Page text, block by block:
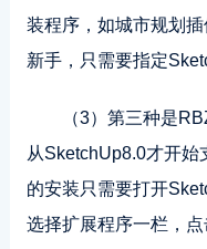
装程序，如城市规划
新手，只需要指定
（3）第三种是
从SketchUp8.0才开
的安装只需要打开
选择扩展程序一栏，